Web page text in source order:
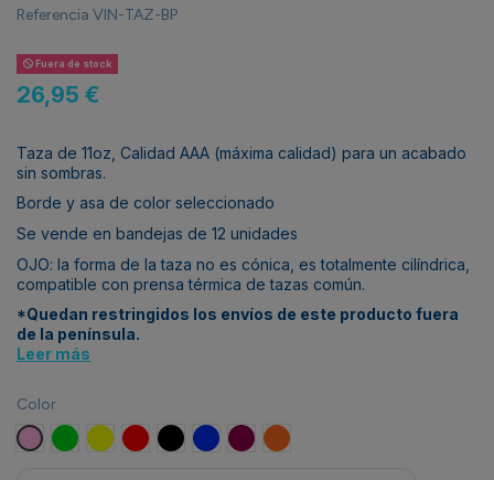
Referencia VIN-TAZ-BP
Fuera de stock
26,95 €
Taza de 11oz, Calidad AAA (máxima calidad) para un acabado
sin sombras.
Borde y asa de color seleccionado
Se vende en bandejas de 12 unidades
OJO: la forma de la taza no es cónica, es totalmente cilíndrica,
compatible con prensa térmica de tazas común.
*Quedan restringidos los envíos de este producto fuera
de la península.
Leer más
Color
Rosa Light Green
AmarilloRojo Negro Azul MaroonNaranja